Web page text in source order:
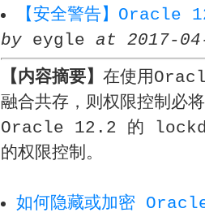
【安全警告】Oracle
by eygle at 2017-
【内容摘要】 在使用
融合共存，则权限控制必
Oracle 12.2 的
的权限控制。
如何隐藏或加密